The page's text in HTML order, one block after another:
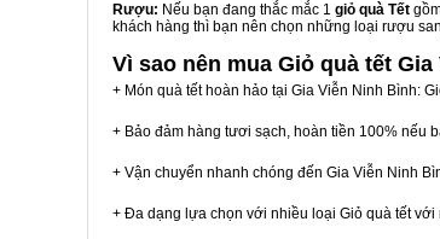
Rượu: Nếu bạn đang thắc mắc 1 giỏ quà Tết
khách hàng thì bạn nên chọn những loại rượu
Vì sao nên mua Giỏ quà tết
+ Món quà tết hoàn hảo tại Gia Viễn Ninh Bình:
+ Bảo đảm hàng tươi sạch, hoàn tiền 100% nếu
+ Vận chuyển nhanh chóng đến Gia Viễn Ninh
+ Đa dạng lựa chọn với nhiều loại Giỏ quà tết